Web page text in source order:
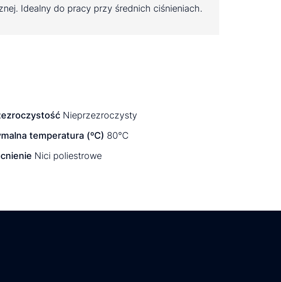
Idealny do pracy przy średnich ciśnieniach.
Nieprzezroczysty
temperatura (ºC) 80°C
Nici poliestrowe